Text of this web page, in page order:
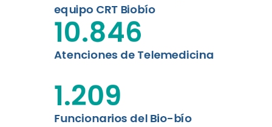
equipo CRT Biobío
Atenciones de Telemedicina
10.846
Funcionarios del Bio-bío
1.209